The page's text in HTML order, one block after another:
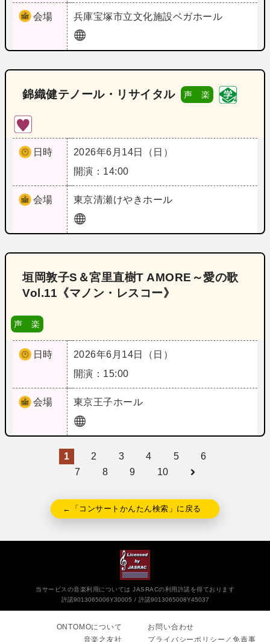
会場 兵庫宝塚市立文化施設ベガホール
錦織健テノール・リサイタル 声 楽
日時
2026年6月14日（日）
開演：14:00
会場 東京清瀬けやきホール
垣岡敦子S＆宮里直樹T AMORE～愛の歌
Vol.11《マノン・レスコー》
声 楽
日時
2026年6月14日（日）
開演：15:00
会場 東京王子ホール
1 2 3 4 5
6
7
8 9 10
←「コンサートかんたん検索」に戻る
当サービスの音楽利用については JASRACの利用許諾を得ております
許諾9013065006Y30005
許諾9013065008Y45037
ONTOMOについて
音楽之友社
お問い合わせ
プライバシーポリシー／免責事